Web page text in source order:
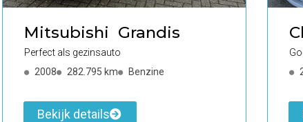
Mitsubishi Grandis
Perfect als gezinsauto
2008
282.795 km Benzine
Bekijk details